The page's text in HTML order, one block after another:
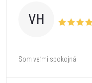
VH
Som veľmi spokojná